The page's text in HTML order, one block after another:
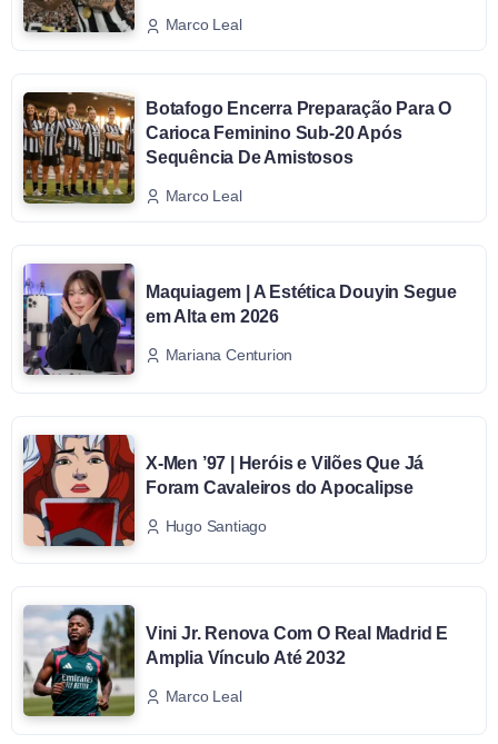
Marco Leal
Botafogo Encerra Preparação Para O
Carioca Feminino Sub-20 Após
Sequência De Amistosos
Marco Leal
Maquiagem | A Estética Douyin Segue
em Alta em 2026
Mariana Centurion
X-Men ’97 | Heróis e Vilões Que Já
Foram Cavaleiros do Apocalipse
Hugo Santiago
Vini Jr. Renova Com O Real Madrid E
Amplia Vínculo Até 2032
Marco Leal